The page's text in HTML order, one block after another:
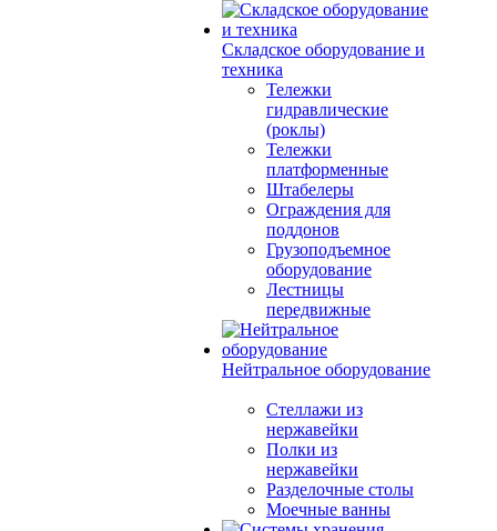
Складское оборудование и
техника
Тележки
гидравлические
(роклы)
Тележки
платформенные
Штабелеры
Ограждения для
поддонов
Грузоподъемное
оборудование
Лестницы
передвижные
Нейтральное оборудование
Стеллажи из
нержавейки
Полки из
нержавейки
Разделочные столы
Моечные ванны